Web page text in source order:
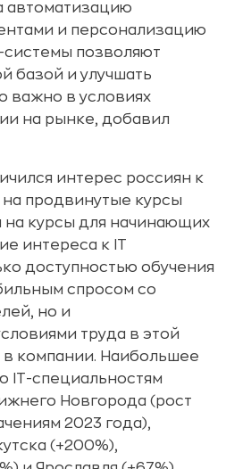
автоматизацию
и персонализацию
системы позволяют
базой и улучшать
важно в условиях
на рынке, добавил
интерес россиян к
продвинутые курсы
на курсы для начинающих
интереса к IT
доступностью обучения
спросом со
но и
труда в этой
компании. Наибольшее
IT-специальностям
Новгорода (рост
2023 года),
(+200%),